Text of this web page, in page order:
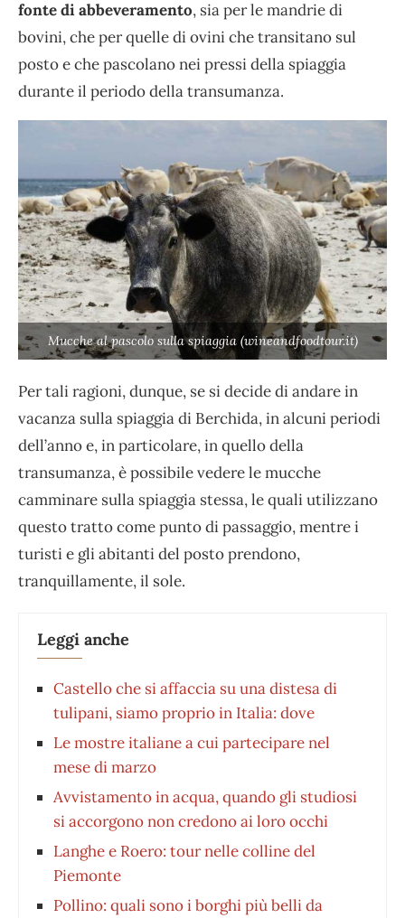
fonte di abbeveramento, sia per le mandrie di
bovini, che per quelle di ovini che transitano sul
posto e che pascolano nei pressi della spiaggia
durante il periodo della transumanza.
Mucche al pascolo sulla spiaggia (wineandfoodtour.it)
Per tali ragioni, dunque, se si decide di andare in
vacanza sulla spiaggia di Berchida, in alcuni periodi
dell’anno e, in particolare, in quello della
transumanza, è possibile vedere le mucche
camminare sulla spiaggia stessa, le quali utilizzano
questo tratto come punto di passaggio, mentre i
turisti e gli abitanti del posto prendono,
tranquillamente, il sole.
Leggi anche
Castello che si affaccia su una distesa di
tulipani, siamo proprio in Italia: dove
Le mostre italiane a cui partecipare nel
mese di marzo
Avvistamento in acqua, quando gli studiosi
si accorgono non credono ai loro occhi
Langhe e Roero: tour nelle colline del
Piemonte
Pollino: quali sono i borghi più belli da